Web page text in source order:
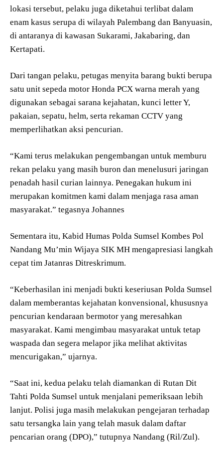
lokasi tersebut, pelaku juga diketahui terlibat dalam
enam kasus serupa di wilayah Palembang dan Banyuasin,
di antaranya di kawasan Sukarami, Jakabaring, dan
Kertapati.
Dari tangan pelaku, petugas menyita barang bukti berupa
satu unit sepeda motor Honda PCX warna merah yang
digunakan sebagai sarana kejahatan, kunci letter Y,
pakaian, sepatu, helm, serta rekaman CCTV yang
memperlihatkan aksi pencurian.
“Kami terus melakukan pengembangan untuk memburu
rekan pelaku yang masih buron dan menelusuri jaringan
penadah hasil curian lainnya. Penegakan hukum ini
merupakan komitmen kami dalam menjaga rasa aman
masyarakat.” tegasnya Johannes
Sementara itu, Kabid Humas Polda Sumsel Kombes Pol
Nandang Mu’min Wijaya SIK MH mengapresiasi langkah
cepat tim Jatanras Ditreskrimum.
“Keberhasilan ini menjadi bukti keseriusan Polda Sumsel
dalam memberantas kejahatan konvensional, khususnya
pencurian kendaraan bermotor yang meresahkan
masyarakat. Kami mengimbau masyarakat untuk tetap
waspada dan segera melapor jika melihat aktivitas
mencurigakan,” ujarnya.
“Saat ini, kedua pelaku telah diamankan di Rutan Dit
Tahti Polda Sumsel untuk menjalani pemeriksaan lebih
lanjut. Polisi juga masih melakukan pengejaran terhadap
satu tersangka lain yang telah masuk dalam daftar
pencarian orang (DPO),” tutupnya Nandang (Ril/Zul).